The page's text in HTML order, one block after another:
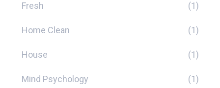
Fresh (1)
Home Clean (1)
House (1)
Mind Psychology (1)